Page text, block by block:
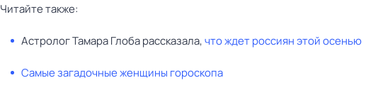
Читайте также:
Астролог Тамара Глоба рассказала,что ждет россиян этой осенью
Самые загадочные женщины гороскопа